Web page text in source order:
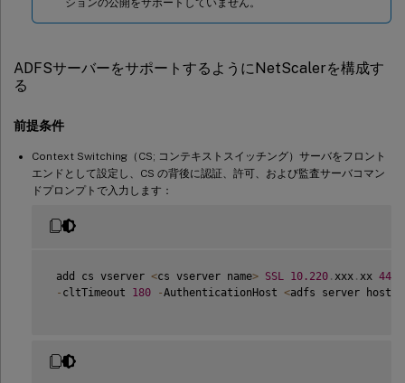
ADFSサーバーをサポートするようにNetScalerを構成す
る
前提条件
Context Switching（CS; コンテキストスイッチング）サーバをフロント
エンドとして設定し、CS の背後に認証、許可、および監査サーバコマン
ドプロンプトで入力します：
add cs vserver <cs vserver name> SSL 10.220 . xxx . xx 443
- cltTimeout 180 -AuthenticationHost <adfs server